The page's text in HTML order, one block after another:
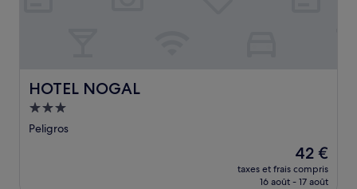
HOTEL NOGAL
HOTEL NOGAL
Hébergement
3.0 étoiles
Peligros
Le
nouveau
prix
42 €
taxes et frais compris
16 août - 17 août